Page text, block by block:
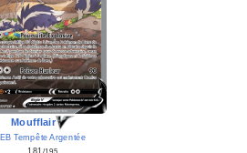
Moufflair
EB Tempête Argentée
181 /195